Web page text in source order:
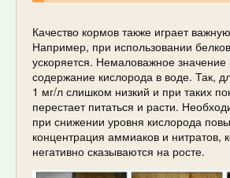
Качество кормов также играет
Например, при использовании
ускоряется. Немаловажное значение
содержание кислорода в воде. Так,
1 мг/л слишком низкий и при таких
перестает питаться и расти.
при снижении уровня кислорода
концентрация аммиаков и нитратов,
негативно сказываются на росте.